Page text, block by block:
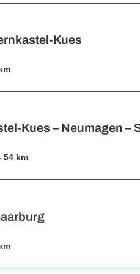
eindigt in het wijndorp Zell
Schwarze Katz. Maak hier
Kues
u van Zell naar het
van de Moezel en beroemd
de Middeleeuwen en zijn een
door de stad.
Kues – Neumagen –
strekt het dal én de
de zwaargewichten in de
al in de Romeinse tijd een
vanaf hier met het schip
Trier werd rond 15 jaar
Deze Romeinse gouden
54 km
neemt uw reisleider u mee